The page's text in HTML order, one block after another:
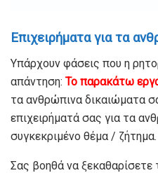
Επιχειρήματα για τα
Υπάρχουν φάσεις που η
απάντηση: Το παρακάτω
τα ανθρώπινα δικαιώματα
επιχειρήματά σας για τα
συγκεκριμένο θέμα / ζήτημα.
Σας βοηθά να ξεκαθαρίσετε